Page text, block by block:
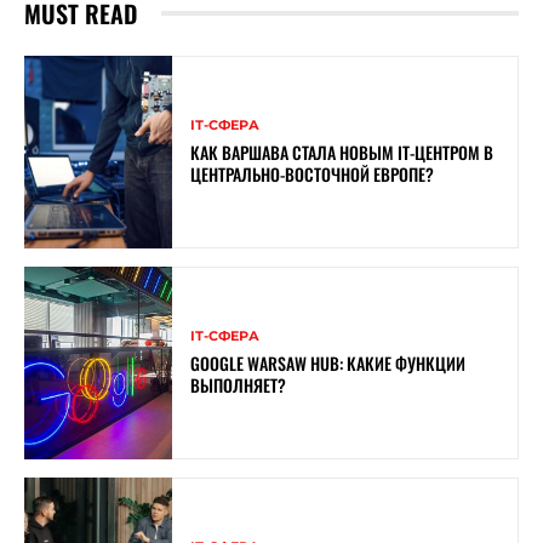
MUST READ
ІТ-СФЕРА
КАК ВАРШАВА СТАЛА НОВЫМ IT-ЦЕНТРОМ В
ЦЕНТРАЛЬНО-ВОСТОЧНОЙ ЕВРОПЕ?
ІТ-СФЕРА
GOOGLE WARSAW HUB: КАКИЕ ФУНКЦИИ
ВЫПОЛНЯЕТ?